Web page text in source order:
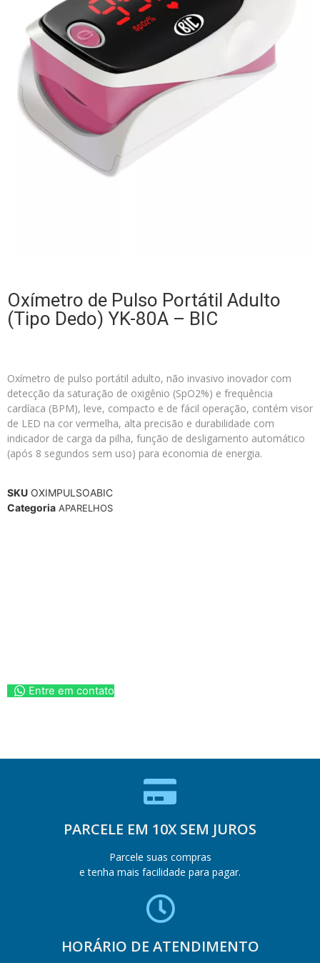
Oxímetro de Pulso Portátil Adulto
(Tipo Dedo) YK-80A – BIC
Oxímetro de pulso portátil adulto, não invasivo inovador com
detecção da saturação de oxigênio (SpO2%) e frequência
cardíaca (BPM), leve, compacto e de fácil operação, contém visor
de LED na cor vermelha, alta precisão e durabilidade com
indicador de carga da pilha, função de desligamento automático
(após 8 segundos sem uso) para economia de energia.
SKU OXIMPULSOABIC
Categoria APARELHOS
Entre em contato
PARCELE EM 10X SEM JUROS
Parcele suas compras
e tenha mais facilidade para pagar.
HORÁRIO DE ATENDIMENTO